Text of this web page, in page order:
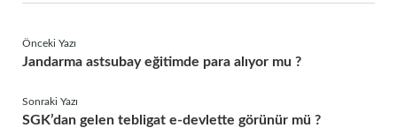
Önceki Yazı
Jandarma astsubay eğitimde para alıyor mu ?
Sonraki Yazı
SGK’dan gelen tebligat e-devlette görünür mü ?